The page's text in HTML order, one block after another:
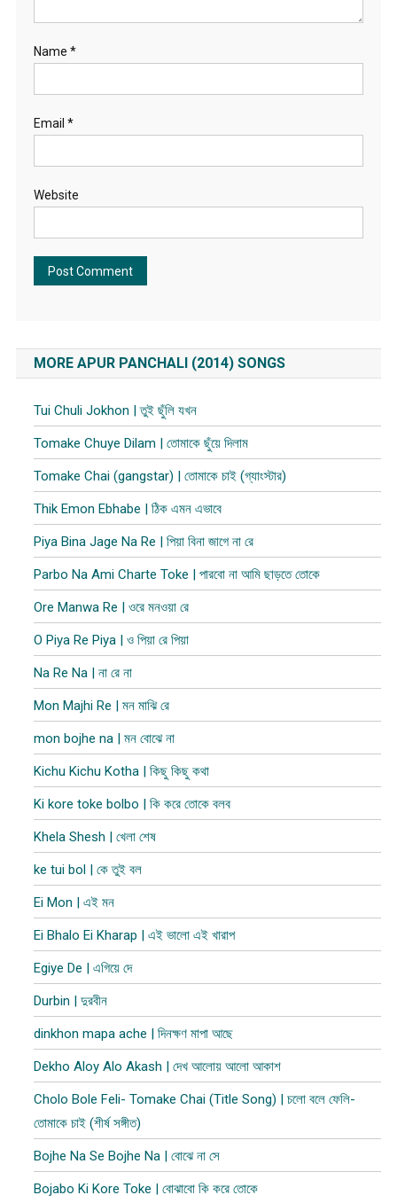
Name *
Email *
Website
MORE APUR PANCHALI (2014) SONGS
Tui Chuli Jokhon | তুই ছুঁলি যখন
Tomake Chuye Dilam | তোমাকে ছুঁয়ে দিলাম​
Tomake Chai (gangstar) | তোমাকে চাই (গ্যাংস্টার)
Thik Emon Ebhabe | ঠিক এমন এভাবে
Piya Bina Jage Na Re | পিয়া বিনা জাগে না রে
Parbo Na Ami Charte Toke | পারবো না আমি ছাড়তে তোকে
Ore Manwa Re | ওরে মনওয়া রে
O Piya Re Piya | ও পিয়া রে পিয়া
Na Re Na | না রে না
Mon Majhi Re | মন মাঝি রে
mon bojhe na | মন বোঝে না
Kichu Kichu Kotha | কিছু কিছু কথা
Ki kore toke bolbo | কি করে তোকে বলব
Khela Shesh | খেলা শেষ
ke tui bol | কে তুই বল
Ei Mon | এই মন
Ei Bhalo Ei Kharap | এই ভালো এই খারাপ
Egiye De | এগিয়ে দে
Durbin | দুরবীন
dinkhon mapa ache | দিনক্ষণ মাপা আছে
Dekho Aloy Alo Akash | দেখ আলোয় আলো আকাশ
Cholo Bole Feli- Tomake Chai (Title Song) | চলো বলে ফেলি-
তোমাকে চাই (শীর্ষ সঙ্গীত)
Bojhe Na Se Bojhe Na | বোঝে না সে
Bojabo Ki Kore Toke | বোঝাবো কি করে তোকে